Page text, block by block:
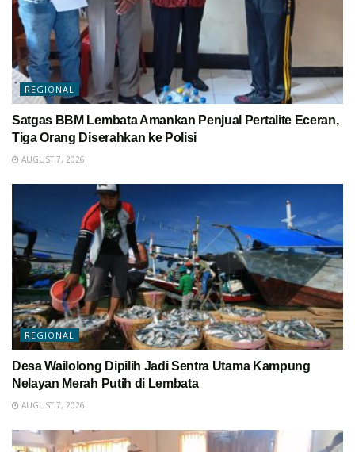
REGIONAL
Satgas BBM Lembata Amankan Penjual Pertalite Eceran,
Tiga Orang Diserahkan ke Polisi
AUGUST 7, 2026
REGIONAL
Desa Wailolong Dipilih Jadi Sentra Utama Kampung
Nelayan Merah Putih di Lembata
AUGUST 7, 2026